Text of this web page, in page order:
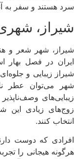
سرد هستند و سفر به
شیراز، شهری
شیراز، شهر شعر و
ایران در فصل
شیراز زیبایی و
شهر می‌توان عطر
زیبایی‌های
زوج‌های زیادی این
انتخاب کنند.
افرادی که دوست
هرگونه هیجانی را